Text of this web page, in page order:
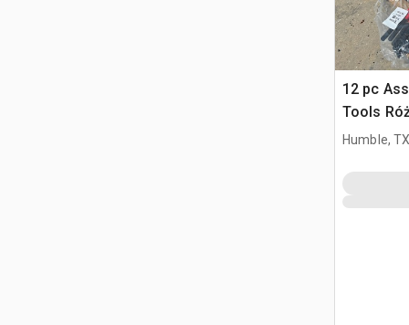
12 pc
Tools
Humble,